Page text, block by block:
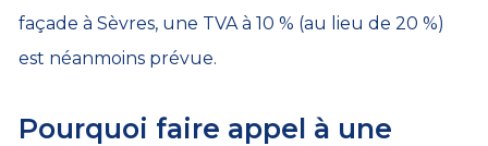
façade à Sèvres, une TVA à 10 % (au lieu de 20 %)
est néanmoins prévue.
Pourquoi faire appel à une